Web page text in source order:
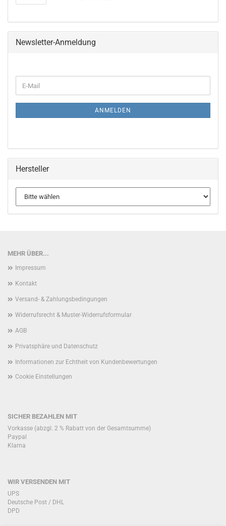
Newsletter-Anmeldung
ZUR
E-
Mail
ANMELDEN
Hersteller
MEHR ÜBER...
Impressum
Kontakt
Versand- & Zahlungsbedingungen
Widerrufsrecht & Muster-Widerrufsformular
AGB
Privatsphäre und Datenschutz
Informationen zur Echtheit von Kundenbewertungen
Cookie Einstellungen
SICHER BEZAHLEN MIT
Vorkasse (abzgl. 2 % Rabatt von der Gesamtsumme)
Paypal
Klarna
WIR VERSENDEN MIT
UPS
Deutsche Post / DHL
DPD